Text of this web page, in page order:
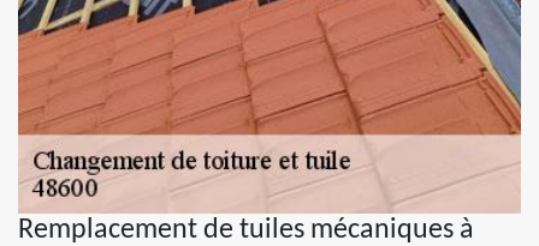
Remplacement de tuiles mécaniques à